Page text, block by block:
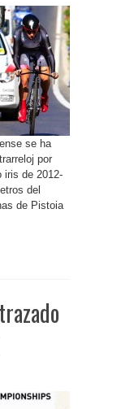
se ha
por
iris de 2012-
del
de Pistoia